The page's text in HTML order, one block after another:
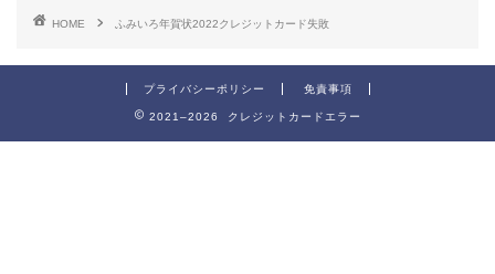
HOME ふみいろ年賀状2022クレジットカード失敗
プライバシーポリシー 免責事項
2021–2026 クレジットカードエラー